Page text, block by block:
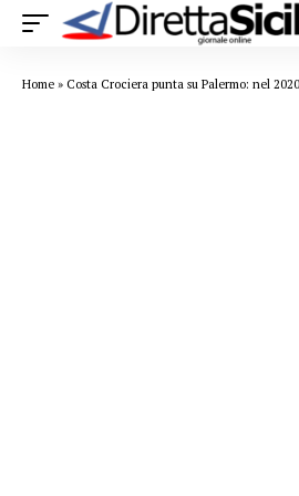
Home » Costa Crociera punta su Palermo: nel